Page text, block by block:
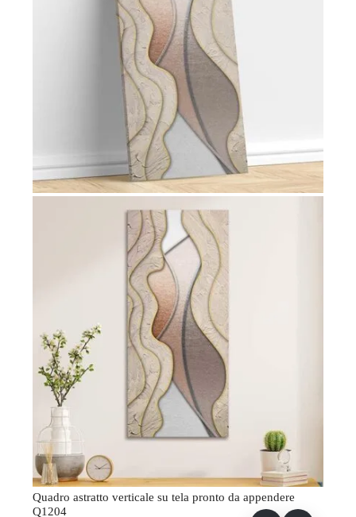
Quadro astratto verticale su tela pronto da appendere
Q1204